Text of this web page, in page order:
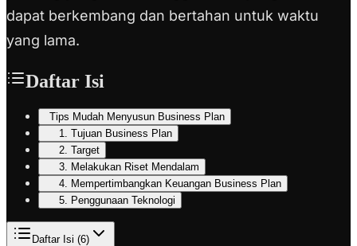
dapat berkembang dan bertahan untuk waktu
yang lama.
Daftar Isi
Tips Mudah Menyusun Business Plan
1. Tujuan Business Plan
2. Target
3. Melakukan Riset Mendalam
4. Mempertimbangkan Keuangan Business Plan
5. Penggunaan Teknologi
Daftar Isi (6)